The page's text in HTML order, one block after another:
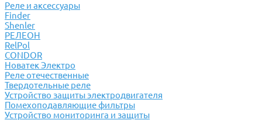
Реле и аксессуары
Finder
Shenler
РЕЛЕОН
RelPol
CONDOR
Новатек Электро
Реле отечественные
Твердотельные реле
Устройство защиты электродвигателя
Помехоподавляющие фильтры
Устройство мониторинга и защиты